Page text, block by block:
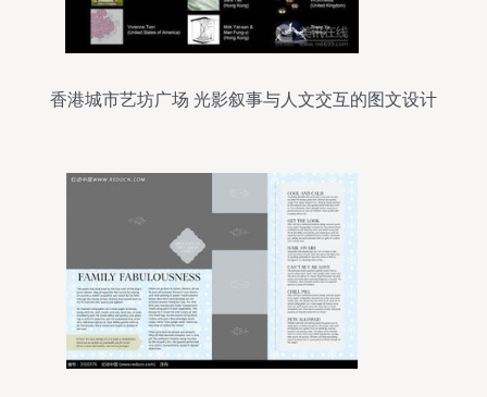
香港城市艺坊广场 光影叙事与人文交互的图文设计